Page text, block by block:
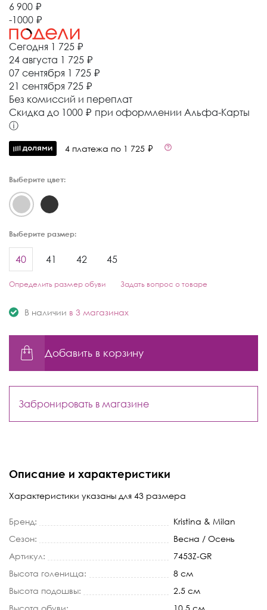
6 900 ₽
-1000 ₽
Сегодня 1 725 ₽
24 августа 1 725 ₽
07 сентября 1 725 ₽
21 сентября 725 ₽
Без комиссий и переплат
Cкидка до 1000 ₽ при оформлении Альфа-Карты
ⓘ
4 платежа по 1 725 ₽
Выберите цвет:
Выберите размер:
40 41 42 45
Определить размер обуви Задать вопрос о товаре
В наличии в 3 магазинах
Добавить в корзину
Забронировать в магазине
Описание и характеристики
Характеристики указаны для 43 размера
Бренд:
Kristina & Milan
Сезон:
Весна / Осень
Артикул:
7453Z-GR
Высота голенища:
8 см
Высота подошвы:
2.5 см
Высота обуви:
10.5 см